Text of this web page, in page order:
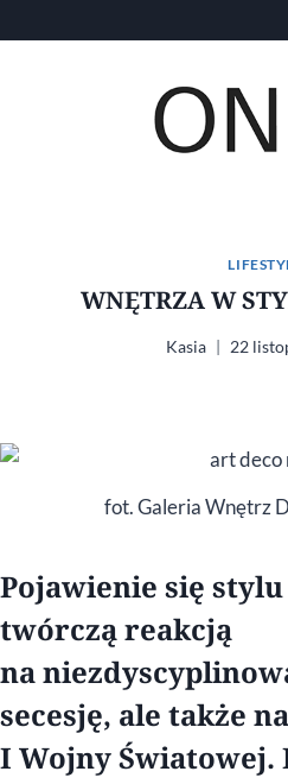
do
WNĘTRZA W
Kasia 22
fot. Galeria Wnętrz
Pojawienie się
twórczą reakcją
na
secesję, ale także
I Wojny Światowej.